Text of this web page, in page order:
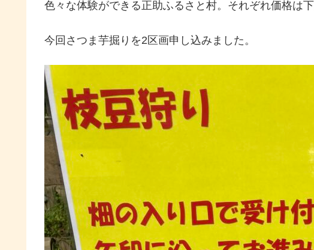
色々な体験ができる正助ふるさと村。それぞれ価格は下
今回さつま芋掘りを2区画申し込みました。